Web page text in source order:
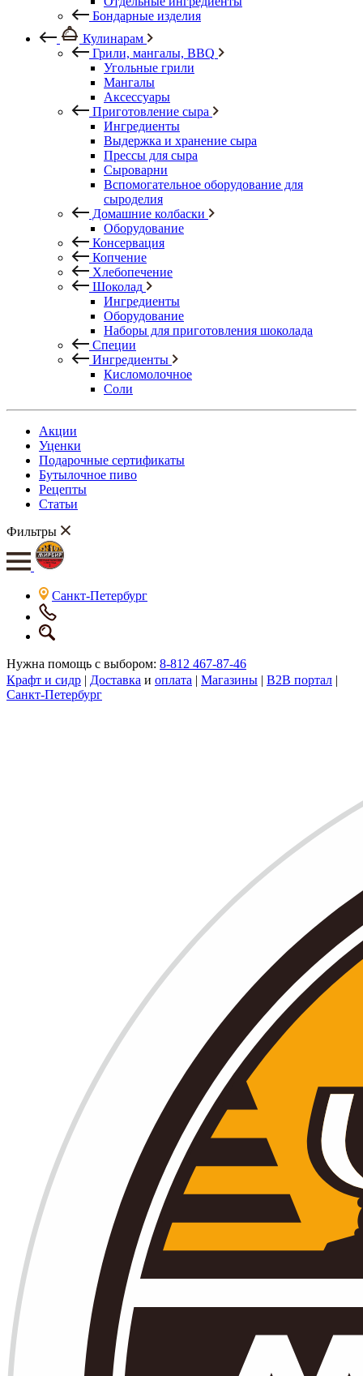
Бондарные изделия
Кулинарам
Грили, мангалы, BBQ
Угольные грили
Мангалы
Аксессуары
Приготовление сыра
Ингредиенты
Выдержка и хранение сыра
Прессы для сыра
Сыроварни
Вспомогательное оборудование для
сыроделия
Домашние колбаски
Оборудование
Консервация
Копчение
Хлебопечение
Шоколад
Ингредиенты
Оборудование
Наборы для приготовления шоколада
Специи
Ингредиенты
Кисломолочное
Соли
Акции
Уценки
Подарочные сертификаты
Бутылочное пиво
Рецепты
Статьи
Фильтры
Санкт-Петербург
Нужна помощь с выбором: 8-812 467-87-46
Крафт и сидр | Доставка и оплата | Магазины | B2B портал |
Санкт-Петербург